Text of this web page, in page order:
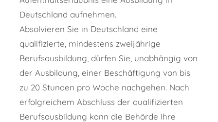
Deutschland aufnehmen.
Absolvieren Sie in Deutschland eine
qualifizierte, mindestens zweijährige
Berufsausbildung, dürfen Sie, unabhängig von
der Ausbildung, einer Beschäftigung von bis
zu 20 Stunden pro Woche nachgehen. Nach
erfolgreichem Abschluss der qualifizierten
Berufsausbildung kann die Behörde Ihre